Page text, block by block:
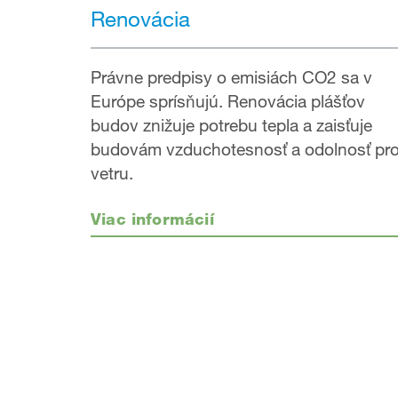
Renovácia
Právne predpisy o emisiách CO2 sa v
Európe sprísňujú. Renovácia plášťov
budov znižuje potrebu tepla a zaisťuje
budovám vzduchotesnosť a odolnosť
vetru.
Viac informácií